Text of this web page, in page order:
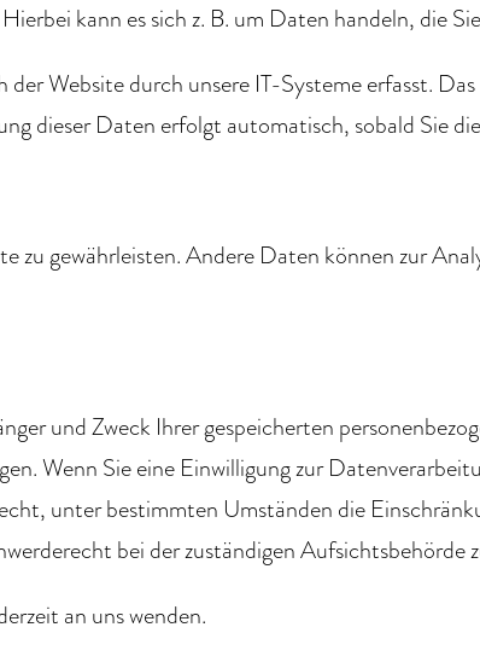
kann es sich z. B. um Daten handeln, die
Website durch unsere IT-Systeme erfasst.
dieser Daten erfolgt automatisch, sobald Sie
gewährleisten. Andere Daten können zur
und Zweck Ihrer gespeicherten
Wenn Sie eine Einwilligung zur
unter bestimmten Umständen die
bei der zuständigen Aufsichtsbehörde
an uns wenden.